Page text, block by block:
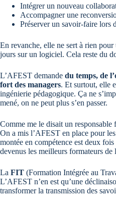
Intégrer un nouveau
Accompagner une
Préserver un savoir-faire lors
En revanche, elle ne sert à rien
jours sur un logiciel. Cela reste du
L’AFEST demande du temps, de
fort des managers. Et surtout, elle
ingénierie pédagogique. Ça ne
mené, on ne peut plus s’en passer.
Comme me le disait un responsable
On a mis l’AFEST en place pour
montée en compétence est deux
devenus les meilleurs formateurs de
La FIT (Formation Intégrée au
L’AFEST n’en est qu’une
transformer la transmission des